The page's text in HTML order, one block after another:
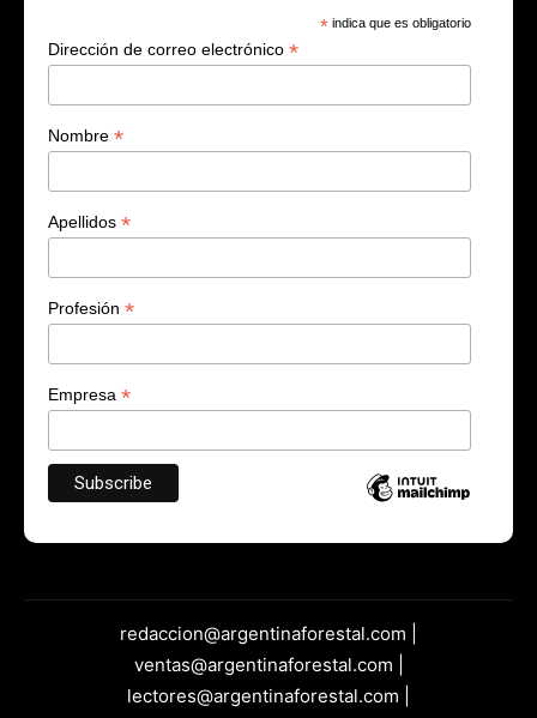
* indica que es obligatorio
Dirección de correo electrónico *
Nombre *
Apellidos *
Profesión *
Empresa *
redaccion@argentinaforestal.com |
ventas@argentinaforestal.com |
lectores@argentinaforestal.com |